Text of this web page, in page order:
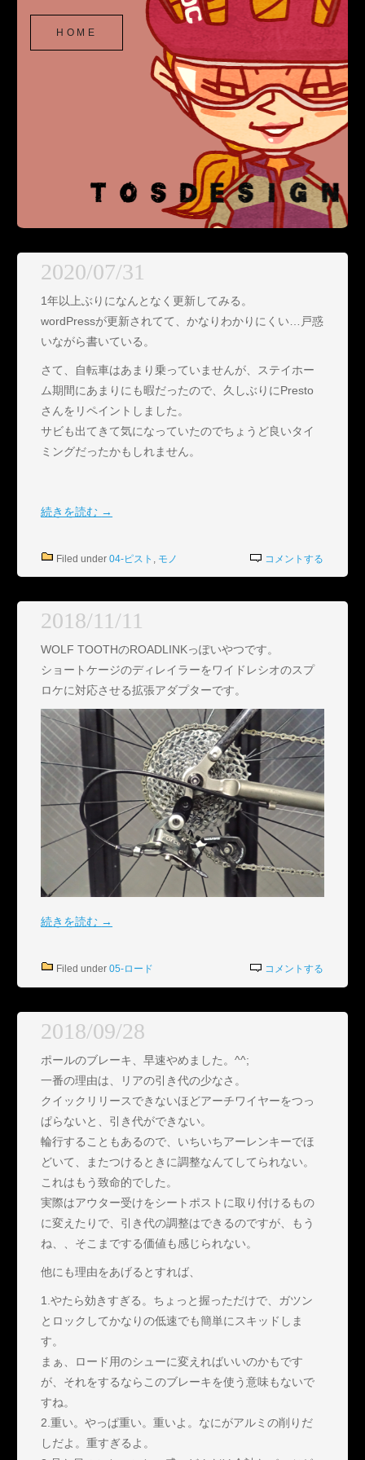
TOSDESIGN
SKIP
HOME
2020/07/31
1年以上ぶりになんとなく更新してみる。
wordPressが更新されてて、かなりわかりにくい…戸惑
いながら書いている。
さて、自転車はあまり乗っていませんが、ステイホー
ム期間にあまりにも暇だったので、久しぶりにPresto
さんをリペイントしました。
サビも出てきて気になっていたのでちょうど良いタイ
ミングだったかもしれません。
続きを読む →
コメントする
Filed under 04-ピスト モノ
2018/11/11
WOLF TOOTHのROADLINKっぽいやつです。
ショートケージのディレイラーをワイドレシオのスプ
ロケに対応させる拡張アダプターです。
続きを読む →
コメントする
Filed under 05-ロード
2018/09/28
ポールのブレーキ、早速やめました。^^;
一番の理由は、リアの引き代の少なさ。
クイックリリースできないほどアーチワイヤーをつっ
ぱらないと、引き代ができない。
輪行することもあるので、いちいちアーレンキーでほ
どいて、またつけるときに調整なんてしてられない。
これはもう致命的でした。
実際はアウター受けをシートポストに取り付けるもの
に変えたりで、引き代の調整はできるのですが、もう
ね、、そこまでする価値も感じられない。
他にも理由をあげるとすれば、
1.やたら効きすぎる。ちょっと握っただけで、ガツン
とロックしてかなりの低速でも簡単にスキッドしま
す。
まぁ、ロード用のシューに変えればいいのかもです
が、それをするならこのブレーキを使う意味もないで
すね。
2.重い。やっぱ重い。重いよ。なにがアルミの削りだ
しだよ。重すぎるよ。